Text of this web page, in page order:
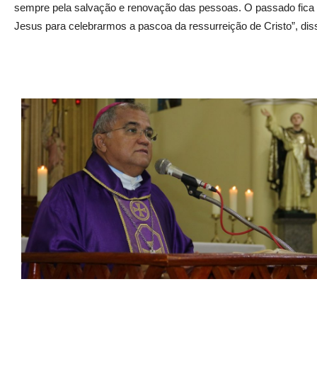
sempre pela salvação e renovação das pessoas. O passado
Jesus para celebrarmos a pascoa da ressurreição de Cristo”,